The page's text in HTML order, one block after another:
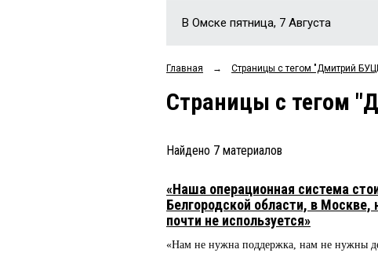
В Омске пятница, 7 Августа
Главная → Страницы c тегом "Дмитрий
Страницы c тегом
Найдено 7 материалов
«Наша операционная система
Белгородской области, в
почти не используется»
«Нам не нужна поддержка, нам не нужны